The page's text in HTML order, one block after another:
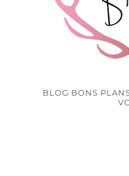
BLOG BONS